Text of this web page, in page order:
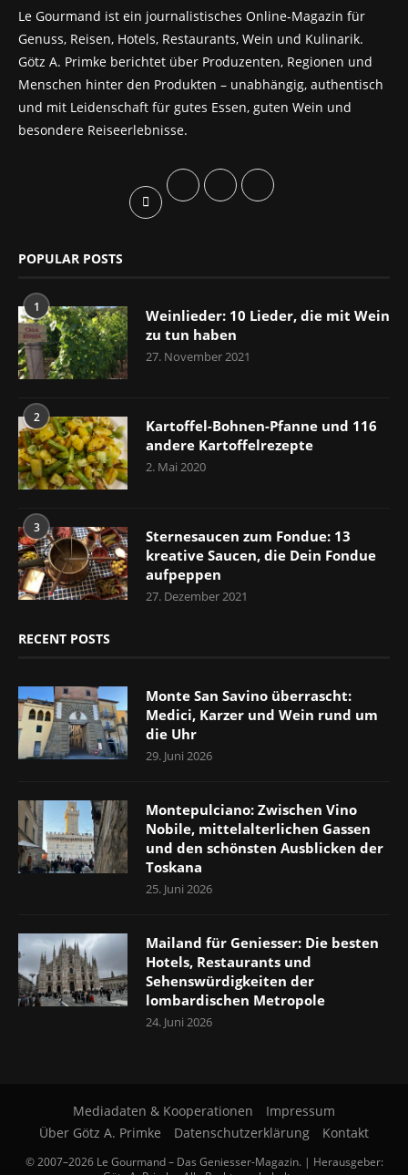
Le Gourmand ist ein journalistisches Online-Magazin für
Genuss, Reisen, Hotels, Restaurants, Wein und Kulinarik.
Götz A. Primke berichtet über Produzenten, Regionen und
Menschen hinter den Produkten – unabhängig, authentisch
und mit Leidenschaft für gutes Essen, guten Wein und
besondere Reiseerlebnisse.
POPULAR POSTS
1
Weinlieder: 10 Lieder, die mit Wein
zu tun haben
27. November 2021
2
Kartoffel-Bohnen-Pfanne und 116
andere Kartoffelrezepte
2. Mai 2020
3
Sternesaucen zum Fondue: 13
kreative Saucen, die Dein Fondue
aufpeppen
27. Dezember 2021
RECENT POSTS
Monte San Savino überrascht:
Medici, Karzer und Wein rund um
die Uhr
29. Juni 2026
Montepulciano: Zwischen Vino
Nobile, mittelalterlichen Gassen
und den schönsten Ausblicken der
Toskana
25. Juni 2026
Mailand für Geniesser: Die besten
Hotels, Restaurants und
Sehenswürdigkeiten der
lombardischen Metropole
24. Juni 2026
Mediadaten & Kooperationen
Impressum
Über Götz A. Primke
Datenschutzerklärung Kontakt
© 2007–2026 Le Gourmand – Das Geniesser-Magazin. | Herausgeber: